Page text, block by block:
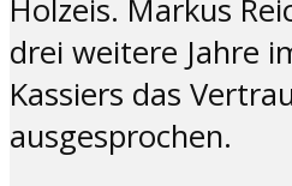
Holzeis. Markus
drei weitere Jahre
Kassiers das
ausgesprochen.